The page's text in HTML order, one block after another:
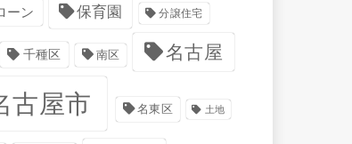
ーン 保育園 分譲住宅
千種区 南区 名古屋
古屋市 名東区 土地